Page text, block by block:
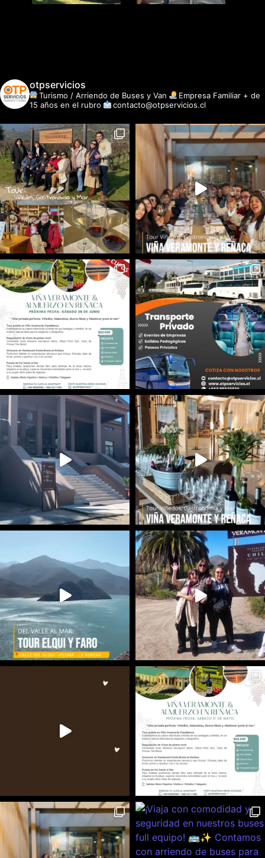
otpservicios
Turismo / Arriendo de Buses y Van
Empresa Familiar + de
15 años en el rubro
contacto@otpservicios.cl